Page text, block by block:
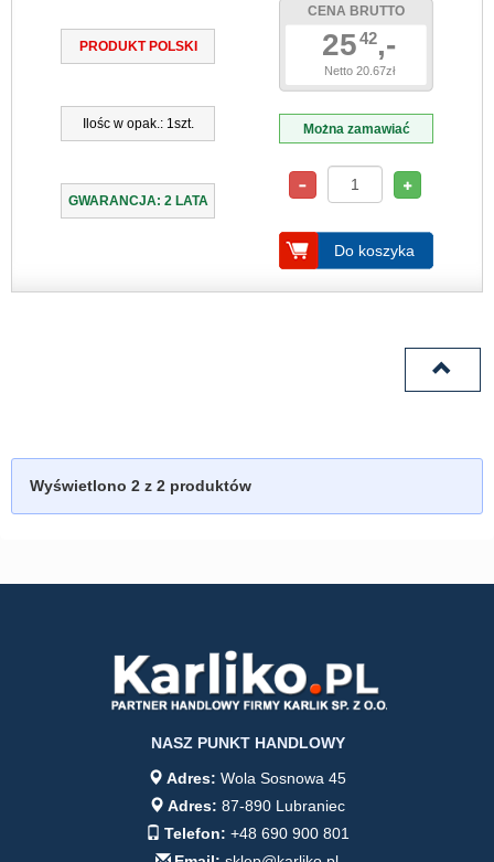
PRODUKT POLSKI
Ilośc w opak.: 1szt.
GWARANCJA: 2 LATA
CENA BRUTTO
2542,-
Netto 20.67zł
Można zamawiać
Do koszyka
Wyświetlono 2 z 2 produktów
NASZ PUNKT HANDLOWY
Adres: Wola Sosnowa 45
Adres: 87-890 Lubraniec
Telefon: +48 690 900 801